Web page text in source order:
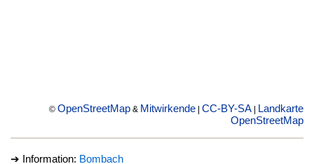
© OpenStreetMap & Mitwirkende CC-BY-SA Landkarte
OpenStreetMap
➔ Information: Bombach